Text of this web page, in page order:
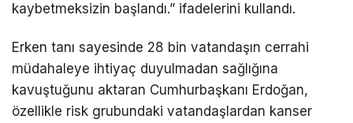
kaybetmeksizin başlandı.” ifadelerini kullandı.
Erken tanı sayesinde 28 bin vatandaşın cerrahi
müdahaleye ihtiyaç duyulmadan sağlığına
kavuştuğunu aktaran Cumhurbaşkanı Erdoğan,
özellikle risk grubundaki vatandaşlardan kanser